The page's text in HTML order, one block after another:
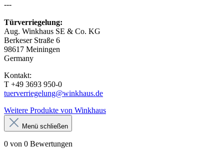
---
Türverriegelung:
Aug. Winkhaus SE & Co. KG
Berkeser Straße 6
98617 Meiningen
Germany
Kontakt:
T +49 3693 950-0
tuerverriegelung@winkhaus.de
Weitere Produkte von Winkhaus
Menü schließen
0 von 0 Bewertungen